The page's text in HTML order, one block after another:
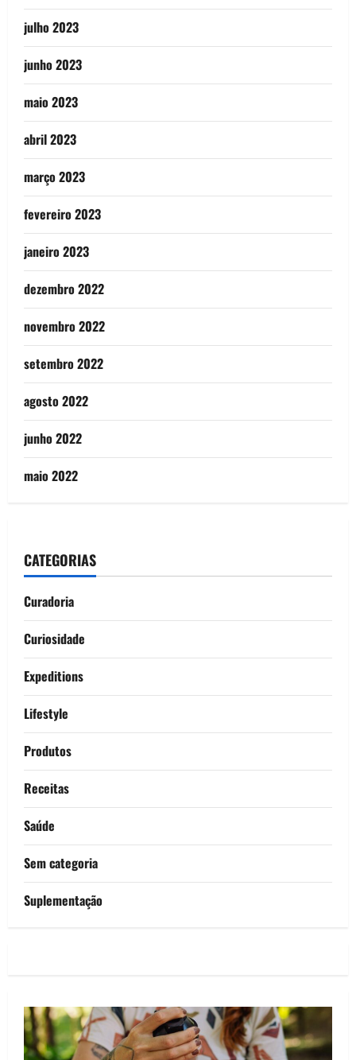
julho 2023
junho 2023
maio 2023
abril 2023
março 2023
fevereiro 2023
janeiro 2023
dezembro 2022
novembro 2022
setembro 2022
agosto 2022
junho 2022
maio 2022
CATEGORIAS
Curadoria
Curiosidade
Expeditions
Lifestyle
Produtos
Receitas
Saúde
Sem categoria
Suplementação